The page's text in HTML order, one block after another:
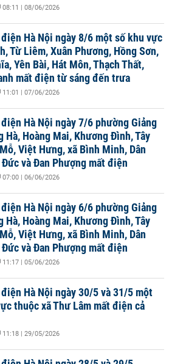
08:11 | 08/06/2026
Hà Nội ngày 8/6 một số khu vực
Từ Liêm, Xuân Phương, Hồng Sơn,
Yên Bài, Hát Môn, Thạch Thất,
mất điện từ sáng đến trưa
11:01 | 07/06/2026
Hà Nội ngày 7/6 phường Giảng
Hà, Hoàng Mai, Khương Đình, Tây
Việt Hưng, xã Bình Minh, Dân
Đức và Đan Phượng mất điện
07:00 | 06/06/2026
Hà Nội ngày 6/6 phường Giảng
Hà, Hoàng Mai, Khương Đình, Tây
Việt Hưng, xã Bình Minh, Dân
Đức và Đan Phượng mất điện
11:17 | 05/06/2026
Hà Nội ngày 30/5 và 31/5 một
thuộc xã Thư Lâm mất điện cả
11:18 | 29/05/2026